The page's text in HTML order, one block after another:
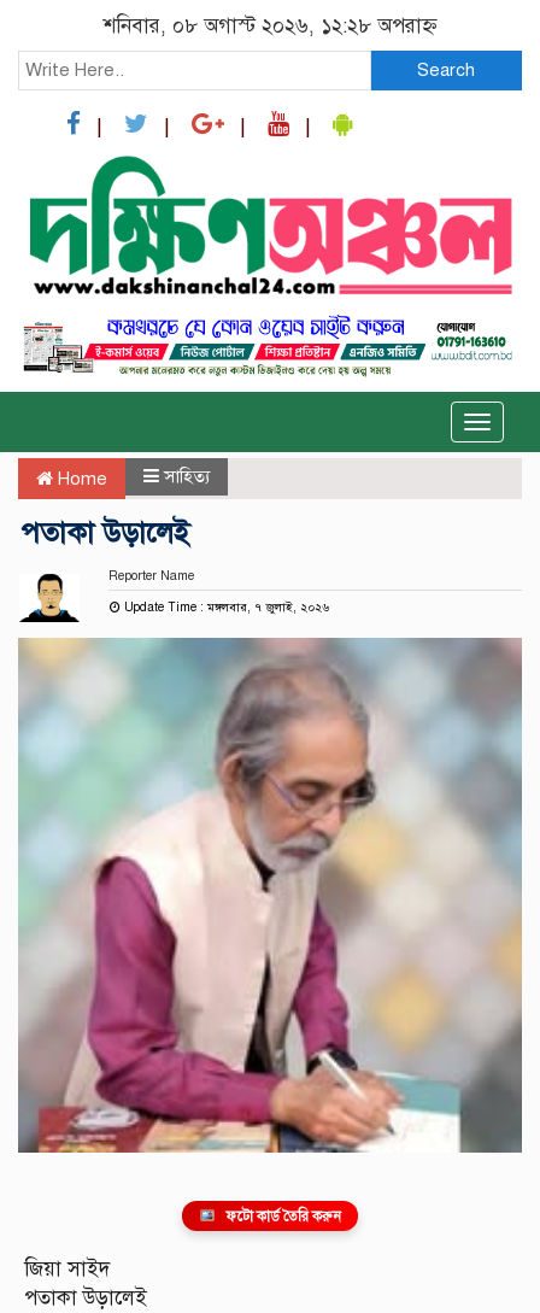
শনিবার, ০৮ অগাস্ট ২০২৬, ১২:২৮ অপরাহ্ন
Search
Toggle
Home সাহিত্য
পতাকা উড়ালেই
Reporter Name
Update Time : মঙ্গলবার, ৭ জুলাই, ২০২৬
ফটো কার্ড তৈরি করুন
জিয়া সাইদ
পতাকা উড়ালেই